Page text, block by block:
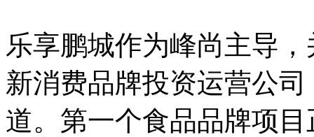
乐享鹏城作为峰尚主导
新消费品牌投资运营公
道。第一个食品品牌项